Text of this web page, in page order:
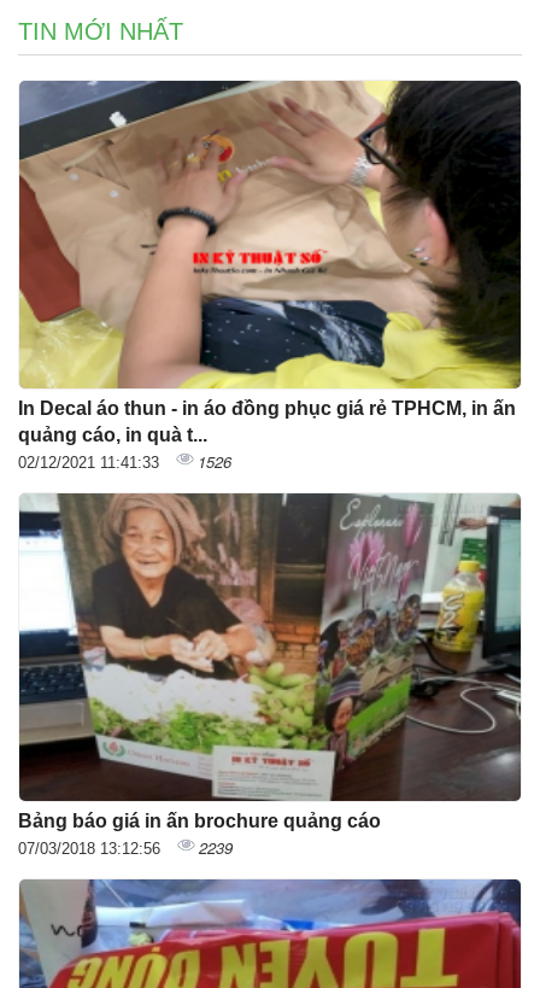
TIN MỚI NHẤT
In Decal áo thun - in áo đồng phục giá rẻ TPHCM, in ấn
quảng cáo, in quà t...
02/12/2021 11:41:33 1526
Bảng báo giá in ấn brochure quảng cáo
07/03/2018 13:12:56 2239